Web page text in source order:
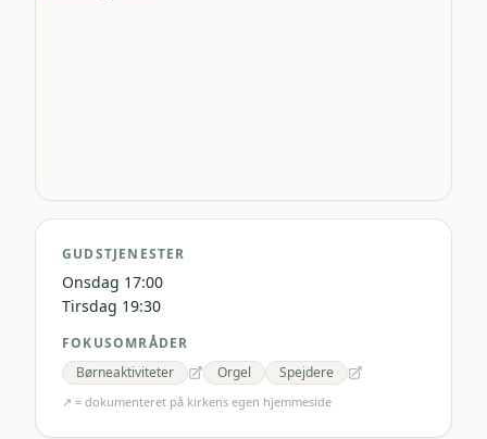
GUDSTJENESTER
Onsdag 17:00
Tirsdag 19:30
FOKUSOMRÅDER
Børneaktiviteter
Orgel Spejdere
↗ = dokumenteret på kirkens egen hjemmeside